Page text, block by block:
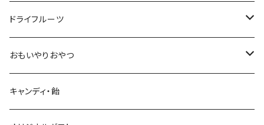
ブラウニー
干し芋
ふと食べたくなるおやつ
フィナンシェ
オートミール
オートミールクッキー
ゼリー
ペクチンゼリー
キャンディ・色どり飴
チョコレート
ドライフルーツ
アーモンド・ミックスナッツ
おもいやりおやつ
ドライ納豆
キャンディ・飴